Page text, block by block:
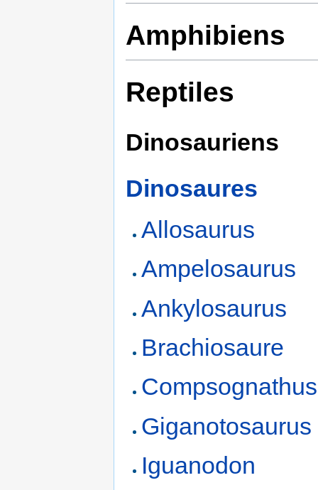
Amphibiens
Reptiles
Dinosauriens
Dinosaures
Allosaurus
Ampelosaurus
Ankylosaurus
Brachiosaure
Compsognathus
Giganotosaurus
Iguanodon